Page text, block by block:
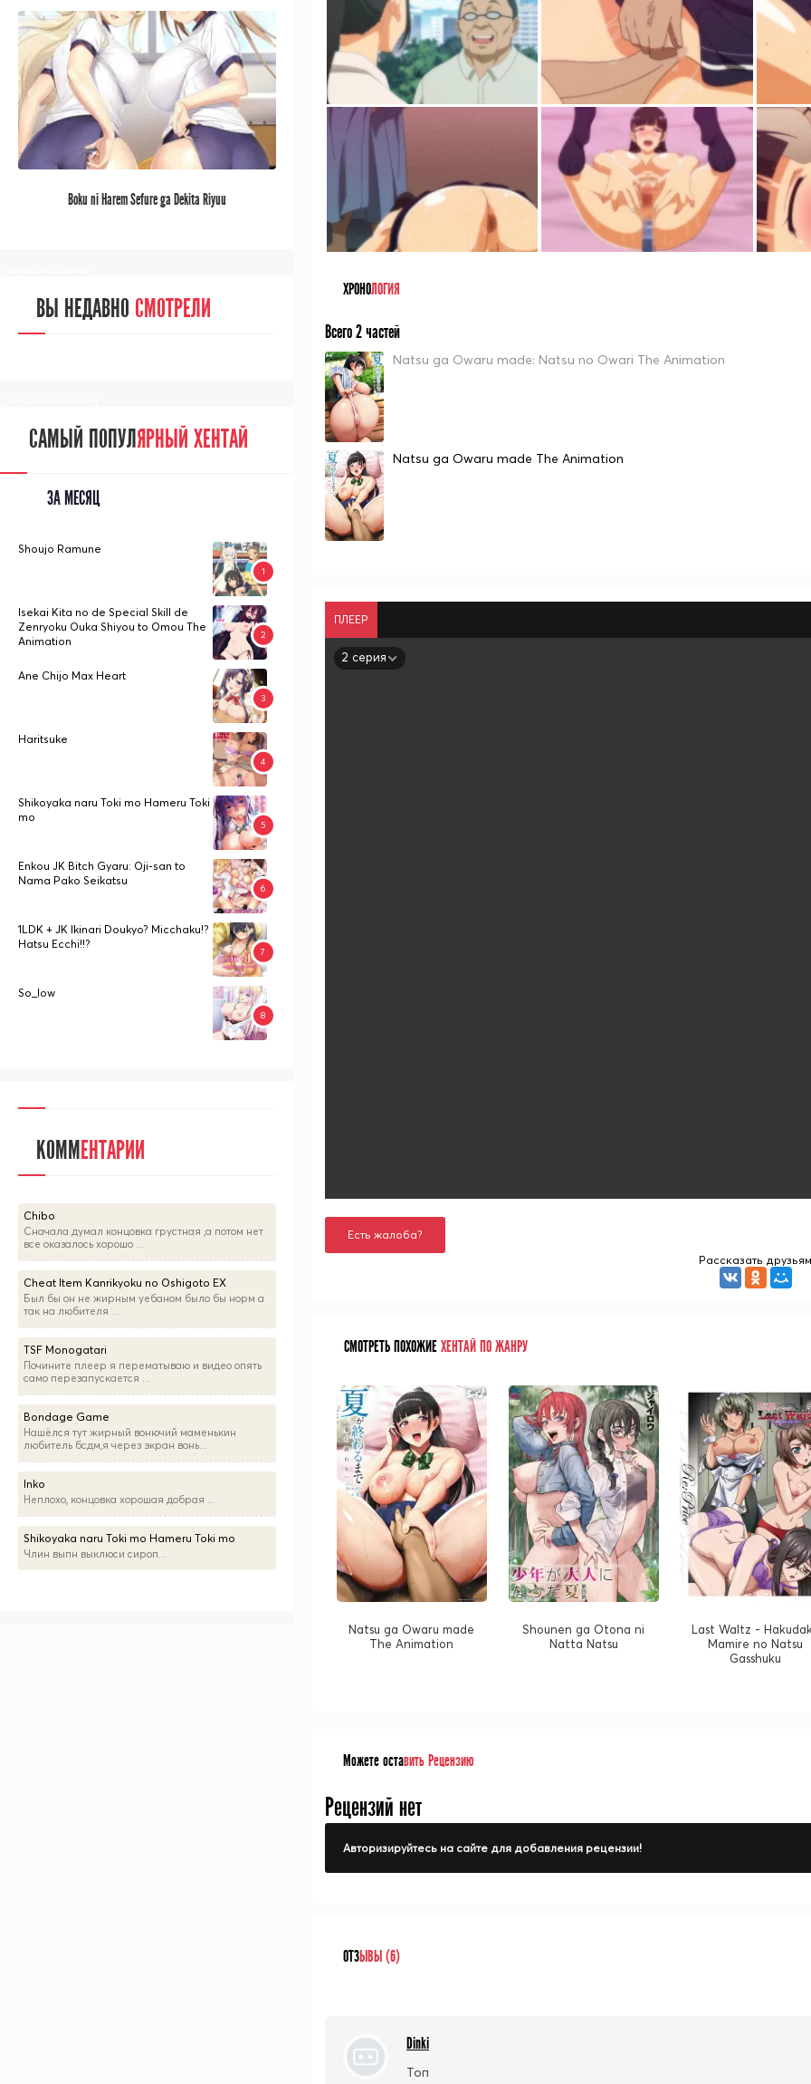
ХРОНОЛОГИЯ
Всего 2 частей
Natsu ga Owaru made: Natsu no Owari The Animation
Natsu ga Owaru made The Animation
ПЛЕЕР
2 серия
Есть жалоба?
Рассказать друзьям
СМОТРЕТЬ ПОХОЖИЕХЕНТАЙ ПО ЖАНРУ
Natsu ga Owaru made
The Animation
Shounen ga Otona ni
Natta Natsu
Last Waltz -
Mamire no Natsu
Gasshuku
Можете оставить Рецензию
Рецензий нет
Авторизируйтесь на сайте для добавления рецензии!
ОТЗЫВЫ (6)
Dinki
Топ
ВЫ НЕДАВНОСМОТРЕЛИ
[/senpainoticeme]
САМЫЙ ПОПУЛЯРНЫЙ АНИМЕ
Boku ni Harem Sefure ga Dekita Riyuu
ВЫ НЕДАВНО СМОТРЕЛИ
САМЫЙ ПОПУЛЯРНЫЙ ХЕНТАЙ
ЗА МЕСЯЦ
Shoujo Ramune
Isekai Kita no de Special Skill de
Zenryoku Ouka Shiyou to Omou The
Animation
Ane Chijo Max Heart
Haritsuke
Shikoyaka naru Toki mo Hameru Toki
mo
Enkou JK Bitch Gyaru: Oji-san to
Nama Pako Seikatsu
1LDK + JK Ikinari Doukyo? Micchaku!?
Hatsu Ecchi!!?
So_low
КОММЕНТАРИИ
Chibo
Сначала думал концовка грустная ,а потом нет
все оказалось хорошо ...
Cheat Item Kanrikyoku no Oshigoto EX
Был бы он не жирным уебаном было бы норм а
так на любителя ...
TSF Monogatari
Почините плеер я перематываю и видео опять
само перезапускается ...
Bondage Game
Нашёлся тут жирный вонючий маменькин
любитель бсдм,я через экран вонь...
Inko
Неплохо, концовка хорошая добрая ...
Shikoyaka naru Toki mo Hameru Toki mo
Члин выпн выклюси сироп...